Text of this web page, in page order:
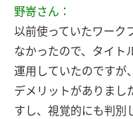
野嵜さん：
以前使っていたワーク
なかったので、タイト
運用していたのですが
デメリットがありまし
すし、視覚的にも判別